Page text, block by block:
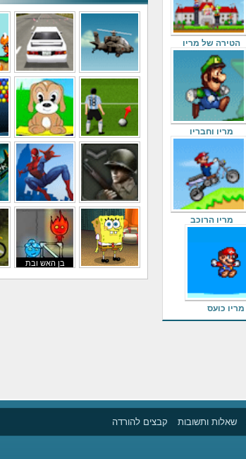
משחקי מסוקים משחקי מכוניות
משחקי כדורגל משחקי לילדים
משחקי מלחמה משחקי גיבורים
בן האש ובת
הטירה של מריו
מריו וחבריו
מריו הרוכב
מריו כועס
שאלות ותשובות קבצים להורדה